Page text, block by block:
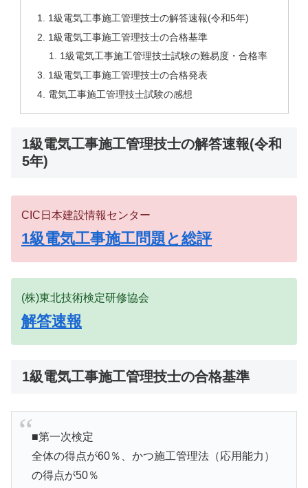
1級電気工事施工管理技士の解答速報(令和5年)
1級電気工事施工管理技士の合格基準
1級電気工事施工管理技士試験の難易度・合格率
1級電気工事施工管理技士の合格発表
電気工事施工管理技士試験の感想
1級電気工事施工管理技士の解答速報(令和
5年)
CIC日本建設情報センター
1級電気工事施工問題と総評
(株)東北技術検定研修協会
解答速報
1級電気工事施工管理技士の合格基準
■第一次検定
全体の得点が60％、かつ施工管理法（応用能力）
の得点が50％